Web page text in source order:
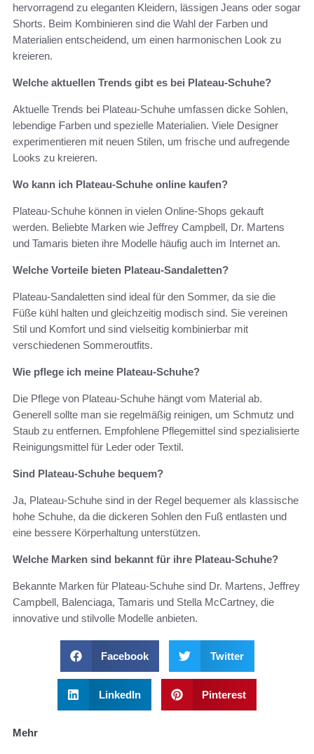
hervorragend zu eleganten Kleidern, lässigen Jeans oder sogar
Shorts. Beim Kombinieren sind die Wahl der Farben und
Materialien entscheidend, um einen harmonischen Look zu
kreieren.
Welche aktuellen Trends gibt es bei Plateau-Schuhe?
Aktuelle Trends bei Plateau-Schuhe umfassen dicke Sohlen,
lebendige Farben und spezielle Materialien. Viele Designer
experimentieren mit neuen Stilen, um frische und aufregende
Looks zu kreieren.
Wo kann ich Plateau-Schuhe online kaufen?
Plateau-Schuhe können in vielen Online-Shops gekauft
werden. Beliebte Marken wie Jeffrey Campbell, Dr. Martens
und Tamaris bieten ihre Modelle häufig auch im Internet an.
Welche Vorteile bieten Plateau-Sandaletten?
Plateau-Sandaletten sind ideal für den Sommer, da sie die
Füße kühl halten und gleichzeitig modisch sind. Sie vereinen
Stil und Komfort und sind vielseitig kombinierbar mit
verschiedenen Sommeroutfits.
Wie pflege ich meine Plateau-Schuhe?
Die Pflege von Plateau-Schuhe hängt vom Material ab.
Generell sollte man sie regelmäßig reinigen, um Schmutz und
Staub zu entfernen. Empfohlene Pflegemittel sind spezialisierte
Reinigungsmittel für Leder oder Textil.
Sind Plateau-Schuhe bequem?
Ja, Plateau-Schuhe sind in der Regel bequemer als klassische
hohe Schuhe, da die dickeren Sohlen den Fuß entlasten und
eine bessere Körperhaltung unterstützen.
Welche Marken sind bekannt für ihre Plateau-Schuhe?
Bekannte Marken für Plateau-Schuhe sind Dr. Martens, Jeffrey
Campbell, Balenciaga, Tamaris und Stella McCartney, die
innovative und stilvolle Modelle anbieten.
Facebook Twitter
LinkedIn Pinterest
Mehr